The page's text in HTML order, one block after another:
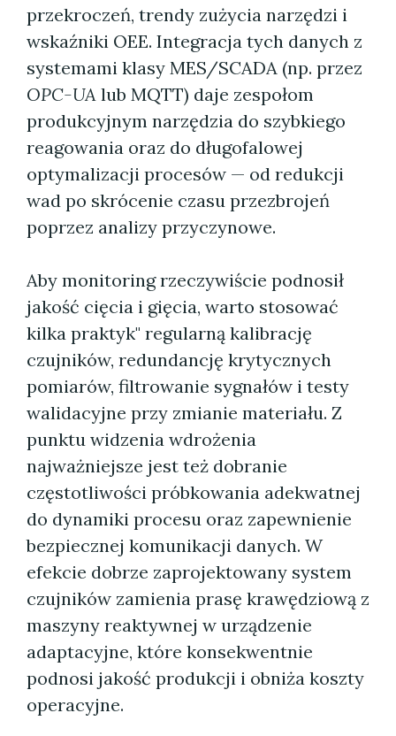
przekroczeń, trendy zużycia narzędzi i
wskaźniki OEE. Integracja tych danych z
systemami klasy MES/SCADA (np. przez
OPC-UA lub MQTT) daje zespołom
produkcyjnym narzędzia do szybkiego
reagowania oraz do długofalowej
optymalizacji procesów — od redukcji
wad po skrócenie czasu przezbrojeń
poprzez analizy przyczynowe.
Aby monitoring rzeczywiście podnosił
jakość cięcia i gięcia, warto stosować
kilka praktyk" regularną kalibrację
czujników, redundancję krytycznych
pomiarów, filtrowanie sygnałów i testy
walidacyjne przy zmianie materiału. Z
punktu widzenia wdrożenia
najważniejsze jest też dobranie
częstotliwości próbkowania adekwatnej
do dynamiki procesu oraz zapewnienie
bezpiecznej komunikacji danych. W
efekcie dobrze zaprojektowany system
czujników zamienia prasę krawędziową z
maszyny reaktywnej w urządzenie
adaptacyjne, które konsekwentnie
podnosi jakość produkcji i obniża koszty
operacyjne.